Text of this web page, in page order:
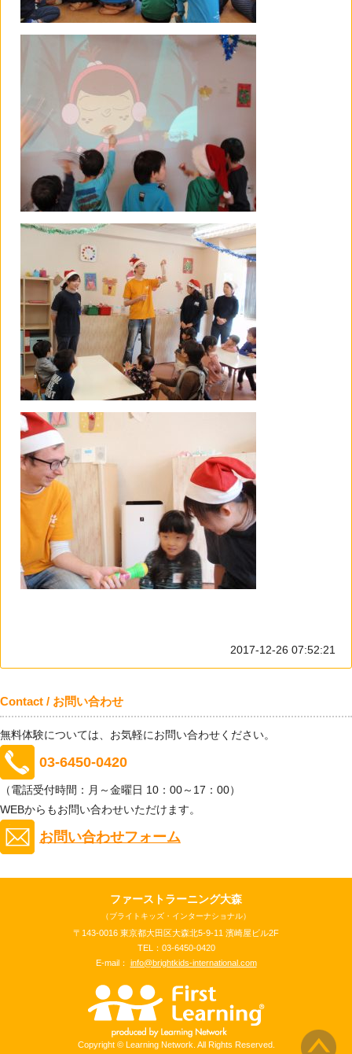
2017-12-26 07:52:21
Contact / お問い合わせ
無料体験については、お気軽にお問い合わせください。
03-6450-0420
（電話受付時間：月～金曜日 10：00～17：00）
WEBからもお問い合わせいただけます。
お問い合わせフォーム
ファーストラーニング大森
（ブライトキッズ・インターナショナル）
〒143-0016 東京都大田区大森北5-9-11 濱崎屋ビル2F
TEL：03-6450-0420
E-mail： info@brightkids-international.com
Copyright © Learning Network. All Rights Reserved.